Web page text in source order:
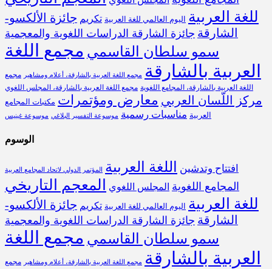
للغة العربية اليوم العالمي للغة العربية تكريم جائزة الألكسو-
الشارقة جائزة الشارقة الدراسات اللغوية والمعجمية
سمو سلطان القاسمي مجمع اللغة
العربية بالشارقة
مجمع اللغة العربية بالشارقة، أعلام ومشاهير
مجمع
اللغة العربية بالشارقة، المجامع اللغوية مجمع اللغة العربية بالشارقة، المجلس اللغوي
مركز اللّسان العربي معارض ومؤتمرات مكتبات المجامع
العربية مناسبات رسمية موسوعة التفسير البلاغي موسوعة غينيس
الوسوم
افتتاح وتدشين اللغة العربية المؤتمر الدولي لاتحاد المجامع العربية
المجامع اللغوية المجلس اللغوي
المعجم التاريخي
للغة العربية
اليوم العالمي للغة العربية تكريم جائزة الألكسو-
الشارقة جائزة الشارقة الدراسات اللغوية والمعجمية
سمو سلطان القاسمي مجمع اللغة
العربية بالشارقة
مجمع اللغة العربية بالشارقة، أعلام ومشاهير
مجمع